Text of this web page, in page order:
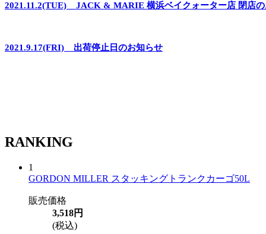
2021.11.2(TUE) _ JACK & MARIE 横浜ベイクォーター店 閉店
2021.9.17(FRI) _ 出荷停止日のお知らせ
RANKING
1
GORDON MILLER スタッキングトランクカーゴ50L
販売価格
3,518円
(税込)